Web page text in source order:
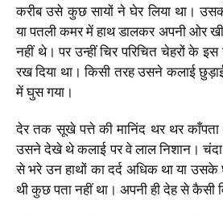
करीब उसे कुछ सायों ने घेर लिया था।
या पतली कमर में हाथ डालकर अपनी ओर
नहीं थे। पर उन्हीं चिर परिचित चेहरों के
रख दिया था। किसी तरह उसने कलाई
में घुस गया।
देर तक सूखे पत्ते की मानिंद थर थर
उसने देखे थे कलाई पर वे लाल निशान। चंदा
से भरे उन हाथों का दर्द अधिक था या
थी कुछ पता नहीं था। अपनी ही देह से कैसी